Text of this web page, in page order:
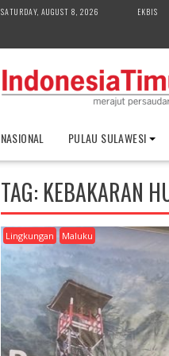
SATURDAY, AUGUST 8, 2026 EKBIS
NASIONAL PULAU SULAWESI
TAG: KEBAKARAN
Lingkungan Maluku